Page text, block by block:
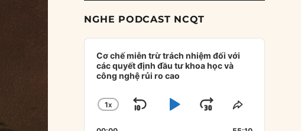
NGHE PODCAST NCQT
Audio
Player
Cơ chế miễn trừ trách nhiệm đối với
các quyết định đầu tư khoa học và
công nghệ rủi ro cao
CHANGE
1X
SKIPPLAYJUMPSHARE